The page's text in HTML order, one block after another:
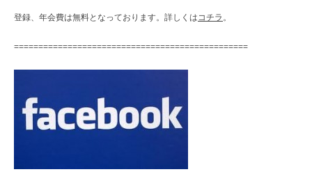
登録、年会費は無料となっております。詳しくはコチラ 。
================================================